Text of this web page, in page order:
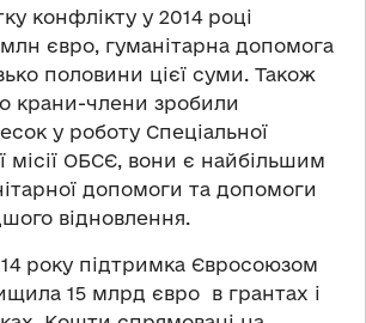
конфлікту у 2014 році
євро, гуманітарна допомога
половини цієї суми. Також
крани-члени зробили
у роботу Спеціальної
місії ОБСЄ, вони є найбільшим
допомоги та допомоги
відновлення.
року підтримка Євросоюзом
15 млрд євро в грантах і